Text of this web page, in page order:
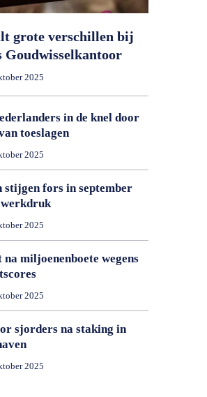
grote verschillen bij
Goudwisselkantoor
2025
in de knel door
toeslagen
2025
stijgen fors in september
werkdruk
2025
miljoenenboete wegens
2025
sjorders na staking in
2025